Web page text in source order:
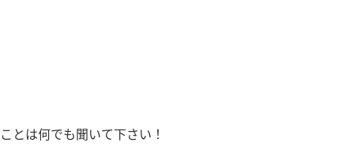
とは何でも聞いて下さい！